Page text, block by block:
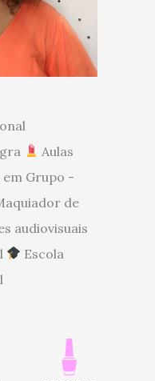
Aulas
em Grupo -
de
audiovisuais
Escola